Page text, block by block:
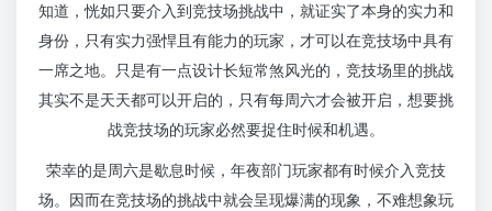
知道，恍如只要介入到竞技场挑战中，就证实了本身的实力和
身份，只有实力强悍且有能力的玩家，才可以在竞技场中具有
一席之地。只是有一点设计长短常煞风光的，竞技场里的挑战
其实不是天天都可以开启的，只有每周六才会被开启，想要挑
战竞技场的玩家必然要捉住时候和机遇。
荣幸的是周六是歇息时候，年夜部门玩家都有时候介入竞技
场。因而在竞技场的挑战中就会呈现爆满的现象，不难想象玩